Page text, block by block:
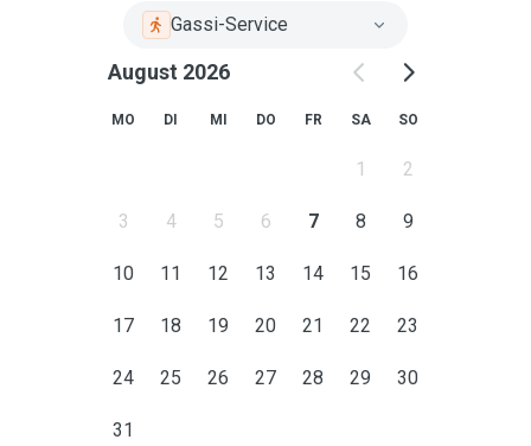
Gassi-Service
August 2026
MO DI MI DO FR SA SO
1 2
3 4 5 6 7 8 9
10 11 12 13 14 15 16
17 18 19 20 21 22 23
24 25 26 27 28 29 30
31